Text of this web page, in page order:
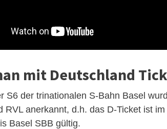
mit Deutschland
S6 der trinationalen S-Bahn Basel
RVL anerkannt, d.h. das D-Ticket ist
Basel SBB gültig.